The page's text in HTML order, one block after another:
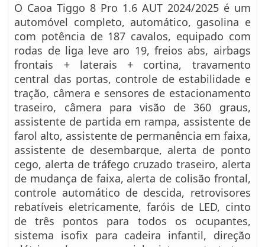
O Caoa Tiggo 8 Pro 1.6 AUT 2024/2025 é um
automóvel completo, automático, gasolina e
com potência de 187 cavalos, equipado com
rodas de liga leve aro 19, freios abs, airbags
frontais + laterais + cortina, travamento
central das portas, controle de estabilidade e
tração, câmera e sensores de estacionamento
traseiro, câmera para visão de 360 graus,
assistente de partida em rampa, assistente de
farol alto, assistente de permanência em faixa,
assistente de desembarque, alerta de ponto
cego, alerta de tráfego cruzado traseiro, alerta
de mudança de faixa, alerta de colisão frontal,
controle automático de descida, retrovisores
rebatíveis eletricamente, faróis de LED, cinto
de três pontos para todos os ocupantes,
sistema isofix para cadeira infantil, direção